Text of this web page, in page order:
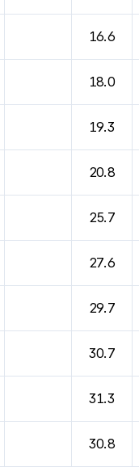
16.6
18.0
19.3
20.8
25.7
27.6
29.7
30.7
31.3
30.8